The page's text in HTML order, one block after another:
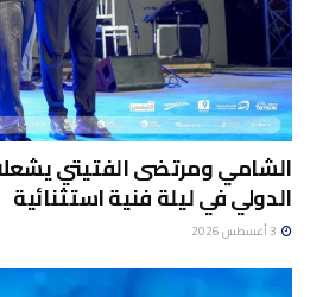
الشامي ومرتضى الفتيتي
الدولي في ليلة فنية استثنائية